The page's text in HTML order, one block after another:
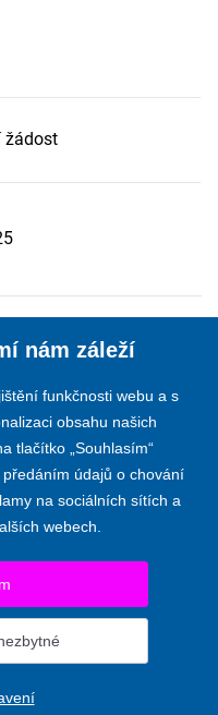
žádost
REPUBLIKY
PRAHA 1
,+420 224 212 670
Upravit nastavení
nám záleží
funkčnosti webu a s
obsahu našich
tlačítko „Souhlasím“
údajů o chování
na sociálních sítích a
webech.